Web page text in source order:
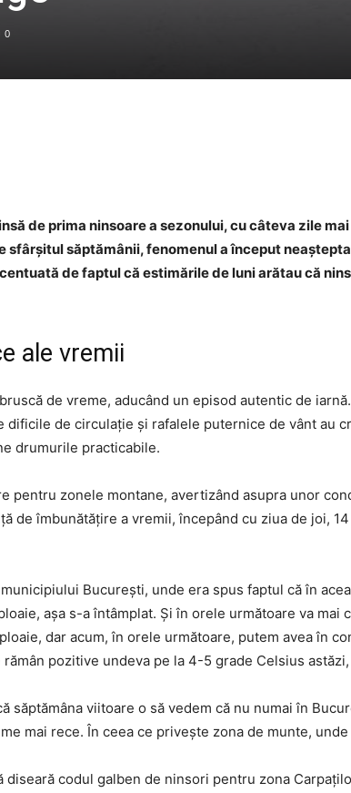
0
de prima ninsoare a sezonului, cu câteva zile
sfârșitul săptămânii, fenomenul a început
de faptul că estimările de luni arătau că
ale vremii
de vreme, aducând un episod autentic de
de circulație și rafalele puternice de vânt au
drumurile practicabile.
pentru zonele montane, avertizând asupra unor
de îmbunătățire a vremii, începând cu ziua de joi,
București, unde era spus faptul că în
așa s-a întâmplat. Și în orele următoare va
dar acum, în orele următoare, putem avea în
pozitive undeva pe la 4-5 grade Celsius
săptămâna viitoare o să vedem că nu numai în
mai rece. În ceea ce privește zona de munte,
diseară codul galben de ninsori pentru zona